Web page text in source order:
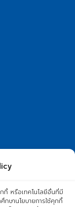
กกี้ หรือเทคโนโลยีอื่นที่มี
ษานโยบายการใช้คุกกี้
อก